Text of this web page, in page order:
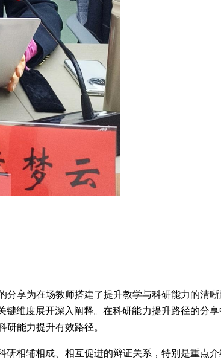
享为在场教师搭建了提升教学与科研能力的清
键维度展开深入阐释。在科研能力提升路径的分
能力提升有效路径。
相辅相成、相互促进的辩证关系，特别是重点